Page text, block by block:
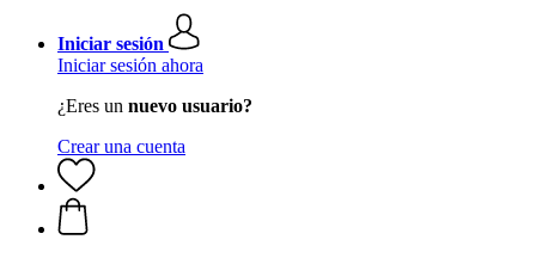
Iniciar sesión
Iniciar sesión ahora
¿Eres un nuevo usuario?
Crear una cuenta